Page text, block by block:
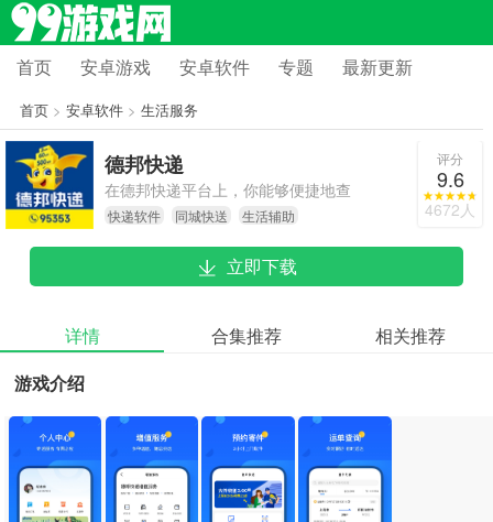
首页 安卓游戏 安卓软件 专题 最新更新
首页> 安卓软件> 生活服务
德邦快递
在德邦快递平台上，你能够便捷地查
看心仪物品的物流状态，实时掌握运
输进度，还能获取商家的详细信息，
全方位满足你的各类需求。
快递软件 同城快送 生活辅助
评分
9.6
4672人
立即下载
详情 合集推荐
相关推荐
游戏介绍